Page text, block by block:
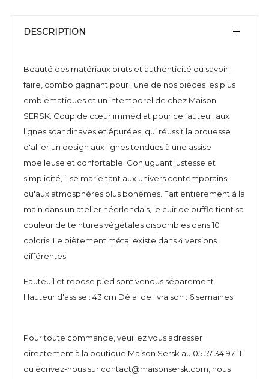
DESCRIPTION
Beauté des matériaux bruts et authenticité du savoir-
faire, combo gagnant pour l'une de nos pièces les plus
emblématiques et un intemporel de chez Maison
SERSK. Coup de cœur immédiat pour ce fauteuil aux
lignes scandinaves et épurées, qui réussit la prouesse
d'allier un design aux lignes tendues à une assise
moelleuse et confortable. Conjuguant justesse et
simplicité, il se marie tant aux univers contemporains
qu'aux atmosphères plus bohèmes. Fait entièrement à la
main dans un atelier néerlendais, le cuir de buffle tient sa
couleur de teintures végétales disponibles dans 10
coloris. Le piètement métal existe dans 4 versions
différentes.
Fauteuil et repose pied sont vendus séparement.
Hauteur d'assise : 43 cm Délai de livraison : 6 semaines.
Pour toute commande, veuillez vous adresser
directement à la boutique Maison Sersk au 05 57 34 97 11
ou écrivez-nous sur contact@maisonsersk.com, nous